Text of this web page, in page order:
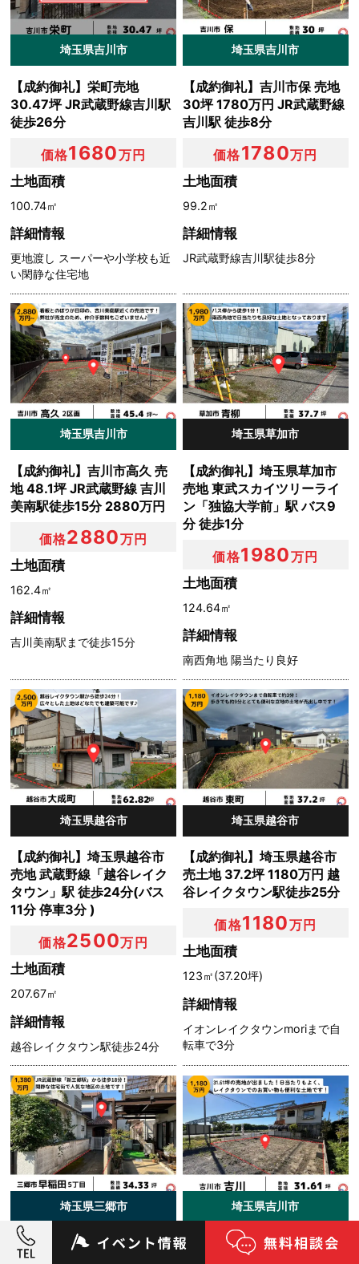
埼玉県吉川市
【成約御礼】栄町売地
30.47坪 JR武蔵野線吉川駅
徒歩26分
価格1680万円
土地面積
100.74㎡
詳細情報
更地渡し スーパーや小学校も近
い閑静な住宅地
埼玉県吉川市
【成約御礼】吉川市保 売地
30坪 1780万円 JR武蔵野線
吉川駅 徒歩8分
価格1780万円
土地面積
99.2㎡
詳細情報
JR武蔵野線吉川駅徒歩8分
埼玉県吉川市
【成約御礼】吉川市高久 売
地 48.1坪 JR武蔵野線 吉川
美南駅徒歩15分 2880万円
価格2880万円
土地面積
162.4㎡
詳細情報
吉川美南駅まで徒歩15分
埼玉県草加市
【成約御礼】埼玉県草加市
売地 東武スカイツリーライ
ン「独協大学前」駅 バス9
分 徒歩1分
価格1980万円
土地面積
124.64㎡
詳細情報
南西角地 陽当たり良好
埼玉県越谷市
【成約御礼】埼玉県越谷市
売地 武蔵野線「越谷レイク
タウン」駅 徒歩24分(バス
11分 停車3分 )
価格2500万円
土地面積
207.67㎡
詳細情報
越谷レイクタウン駅徒歩24分
埼玉県越谷市
【成約御礼】埼玉県越谷市
売土地 37.2坪 1180万円 越
谷レイクタウン駅徒歩25分
価格1180万円
土地面積
123㎡(37.20坪)
詳細情報
イオンレイクタウンmoriまで自
転車で3分
埼玉県三郷市
【成約御礼】三郷市早稲
田 値下げしました 売地
埼玉県吉川市
【成約御礼】埼玉県吉川市
売地31.61坪 1180万円 吉川